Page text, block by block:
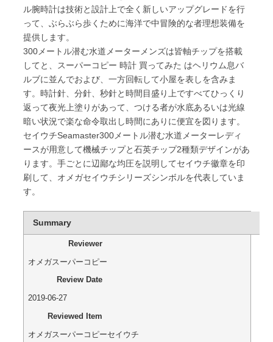
ル腕時計は技術と設計上で全く新しいアップグレードを行
って、ぶらぶら歩くために海洋で中冒険的な者理想装備を
提供します。
300メートル潜む水道メーターメンズは皆軸チップを搭載
してと、スーパーコピー 時計 買ってみた はヘリウム息バ
ルブに並んでおよび、一方回転して小屋を表しを含みま
す。時計針、分針、秒針と時間目盛り上ですべてひっくり
返って夜光上塗りがあって、つける者が水底あるいは光線
暗い状況で楽な命令取出し時間にありに便宜を図ります。
セイウチSeamaster300メートル潜む水道メーターレディ
ースが用意して機械チップと石英チップ2種類デザインがあ
ります。手ごとに辺鄙な均圧を説明してセイウチ徽章を印
刷して、オメガセイウチシリーズシンボルを代表していま
す。
Summary
Reviewer
オメガスーパーコピー
Review Date
2019-06-27
Reviewed Item
オメガスーパーコピーセイウチ